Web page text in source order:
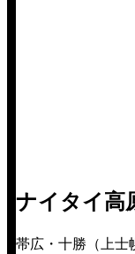
ナイタイ高
帯広・十勝（上士